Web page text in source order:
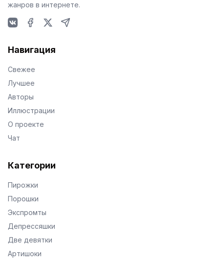
жанров в интернете.
Навигация
Свежее
Лучшее
Авторы
Иллюстрации
О проекте
Чат
Категории
Пирожки
Порошки
Экспромты
Депрессяшки
Две девятки
Артишоки